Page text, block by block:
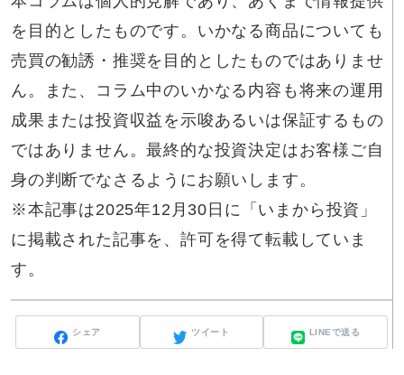
を目的としたものです。いかなる商品についても
売買の勧誘・推奨を目的としたものではありませ
ん。また、コラム中のいかなる内容も将来の運用
成果または投資収益を示唆あるいは保証するもの
ではありません。最終的な投資決定はお客様ご自
身の判断でなさるようにお願いします。
※本記事は2025年12月30日に「いまから投資」
に掲載された記事を、許可を得て転載していま
す。
シェア ツイート LINEで送る